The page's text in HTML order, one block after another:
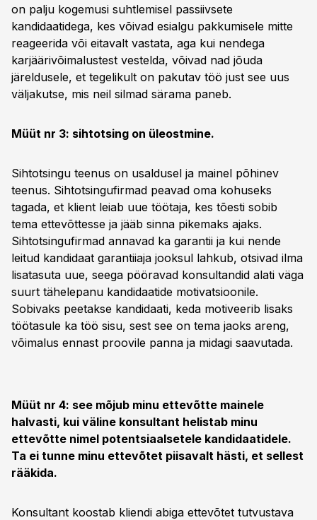
on palju kogemusi suhtlemisel passiivsete
kandidaatidega, kes võivad esialgu pakkumisele mitte
reageerida või eitavalt vastata, aga kui nendega
karjäärivõimalustest vestelda, võivad nad jõuda
järeldusele, et tegelikult on pakutav töö just see uus
väljakutse, mis neil silmad särama paneb.
Müüt nr 3: sihtotsing on üleostmine.
Sihtotsingu teenus on usaldusel ja mainel põhinev
teenus. Sihtotsingufirmad peavad oma kohuseks
tagada, et klient leiab uue töötaja, kes tõesti sobib
tema ettevõttesse ja jääb sinna pikemaks ajaks.
Sihtotsingufirmad annavad ka garantii ja kui nende
leitud kandidaat garantiiaja jooksul lahkub, otsivad ilma
lisatasuta uue, seega pööravad konsultandid alati väga
suurt tähelepanu kandidaatide motivatsioonile.
Sobivaks peetakse kandidaati, keda motiveerib lisaks
töötasule ka töö sisu, sest see on tema jaoks areng,
võimalus ennast proovile panna ja midagi saavutada.
Müüt nr 4: see mõjub minu ettevõtte mainele
halvasti, kui väline konsultant helistab minu
ettevõtte nimel potentsiaalsetele kandidaatidele.
Ta ei tunne minu ettevõtet piisavalt hästi, et sellest
rääkida.
Konsultant koostab kliendi abiga ettevõtet tutvustava